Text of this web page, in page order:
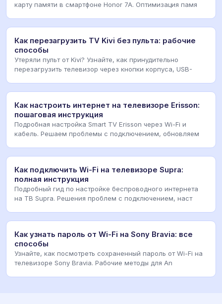
карту памяти в смартфоне Honor 7A. Оптимизация памя
Как перезагрузить TV Kivi без пульта: рабочие
способы
Утеряли пульт от Kivi? Узнайте, как принудительно
перезагрузить телевизор через кнопки корпуса, USB-
Как настроить интернет на телевизоре Erisson:
пошаговая инструкция
Подробная настройка Smart TV Erisson через Wi-Fi и
кабель. Решаем проблемы с подключением, обновляем
Как подключить Wi-Fi на телевизоре Supra:
полная инструкция
Подробный гид по настройке беспроводного интернета
на ТВ Supra. Решения проблем с подключением, наст
Как узнать пароль от Wi-Fi на Sony Bravia: все
способы
Узнайте, как посмотреть сохраненный пароль от Wi-Fi на
телевизоре Sony Bravia. Рабочие методы для An